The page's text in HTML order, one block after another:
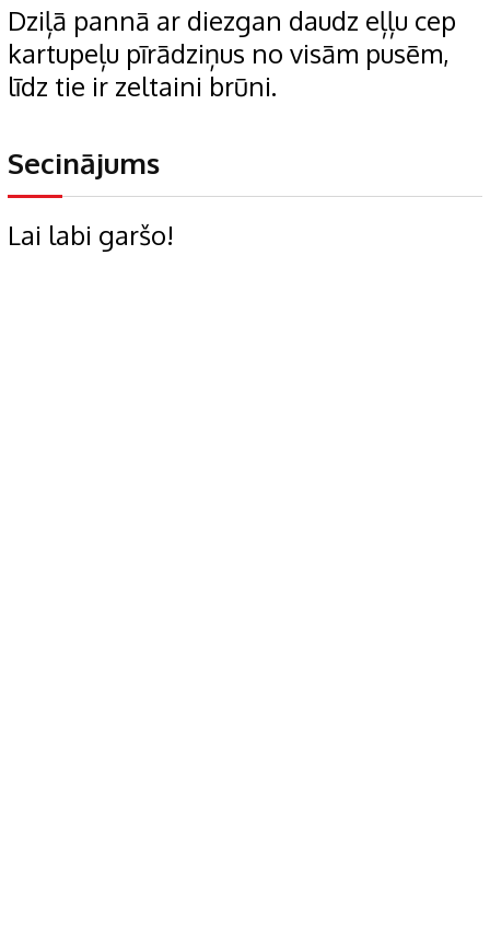
Dziļā pannā ar diezgan daudz eļļu cep
kartupeļu pīrādziņus no visām pusēm,
līdz tie ir zeltaini brūni.
Secinājums
Lai labi garšo!